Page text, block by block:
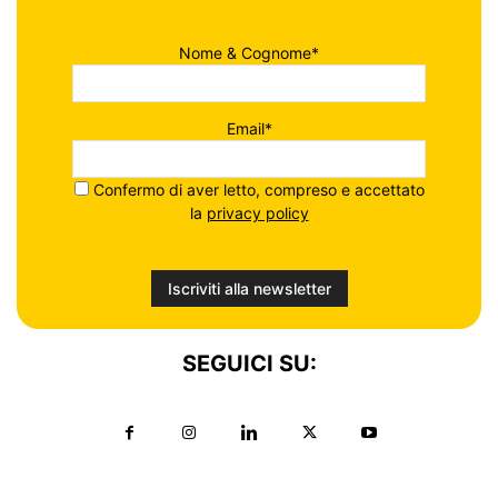
Nome & Cognome*
Email*
Confermo di aver letto, compreso e accettato
la privacy policy
SEGUICI SU: